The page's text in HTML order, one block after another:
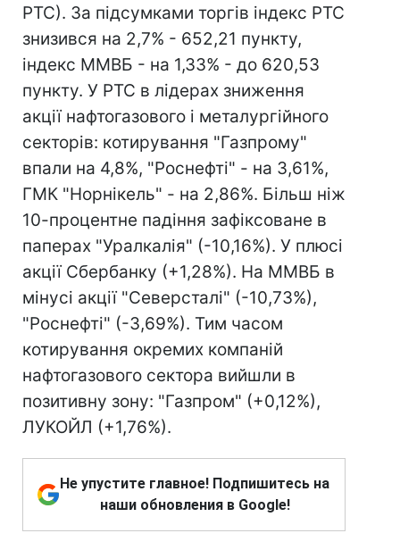
РТС). За підсумками торгів індекс РТС
знизився на 2,7% - 652,21 пункту,
індекс ММВБ - на 1,33% - до 620,53
пункту. У РТС в лідерах зниження
акції нафтогазового і металургійного
секторів: котирування "Газпрому"
впали на 4,8%, "Роснефті" - на 3,61%,
ГМК "Норнікель" - на 2,86%. Більш ніж
10-процентне падіння зафіксоване в
паперах "Уралкалія" (-10,16%). У плюсі
акції Сбербанку (+1,28%). На ММВБ в
мінусі акції "Северсталі" (-10,73%),
"Роснефті" (-3,69%). Тим часом
котирування окремих компаній
нафтогазового сектора вийшли в
позитивну зону: "Газпром" (+0,12%),
ЛУКОЙЛ (+1,76%).
Не упустите главное! Подпишитесь на
наши обновления в Google!